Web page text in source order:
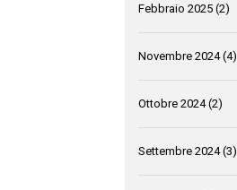
Febbraio 2025 (2)
Novembre 2024(4)
Ottobre 2024(2)
Settembre 2024(3)